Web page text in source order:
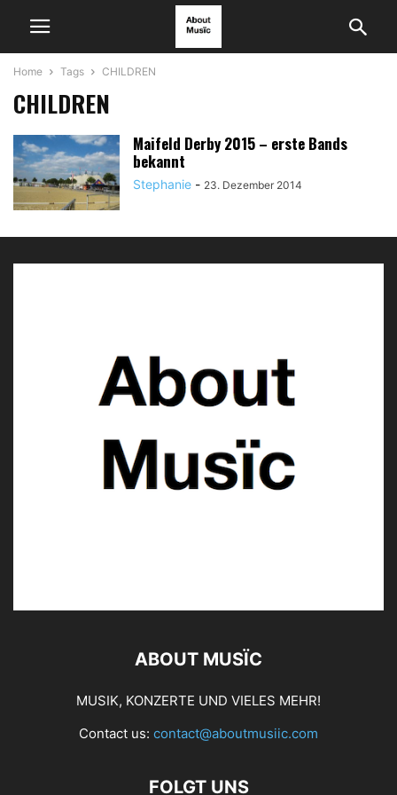
Home Tags CHILDREN
CHILDREN
Maifeld Derby 2015 – erste Bands
bekannt
Stephanie - 23. Dezember 2014
ABOUT MUSÏC
MUSIK, KONZERTE UND VIELES MEHR!
Contact us: contact@aboutmusiic.com
FOLGT UNS